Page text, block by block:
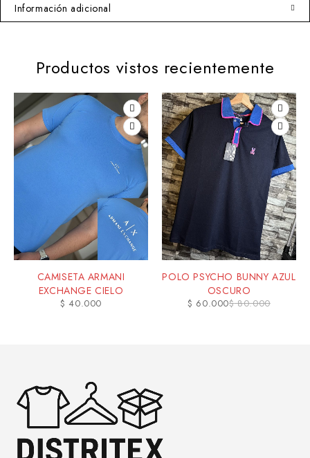
Información adicional
Productos vistos recientemente
CAMISETA ARMANI
EXCHANGE CIELO
$ 40.000
POLO PSYCHO BUNNY AZUL
OSCURO
$80.000
$ 60.000